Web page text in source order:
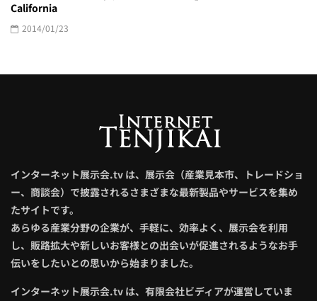
California
2014/01/23
インターネット展示会.tv は、展示会（産業見本市、トレードショ
ー、商談会）で披露されるさまざまな最新製品やサービスを集め
たサイトです。
あらゆる産業分野の企業が、手軽に、効率よく、展示会を利用
し、販路拡大や新しいお客様との出会いが促進されるようなお手
伝いをしたいとの思いから始まりました。
インターネット展示会.tv は、有限会社ビディアが運営していま